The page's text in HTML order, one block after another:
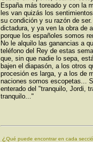
España más toreado y con la
les van quizás los
su condición y su razón de
dictadura, y ya ven la obra de
porque los españoles somos
No le alquilo las ganancias a
teléfono del Rey de estas
que, sin que nadie lo sepa,
bajen el diapasón, a los otros
procesión es larga, y a los de
naciones somos escopetas...
enterado del "tranquilo, Jordi,
tranquilo..."
¿ Qué puede encontrar en cada